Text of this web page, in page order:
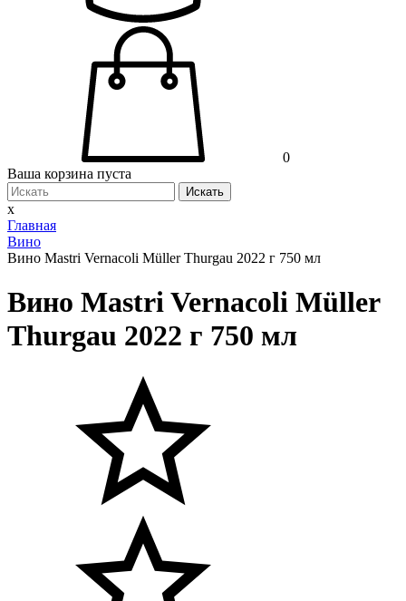
0
Ваша корзина пуста
Искать
x
Главная
Вино
Вино Mastri Vernacoli Müller Thurgau 2022 г 750 мл
Вино Mastri Vernacoli Müller
Thurgau 2022 г 750 мл